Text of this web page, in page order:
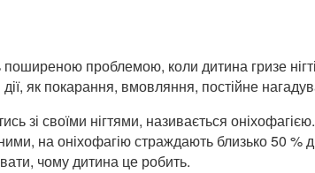
поширеною проблемою, коли дитина гризе
дії, як покарання, вмовляння, постійне
зі своїми нігтями, називається
на оніхофагію страждають близько 50 %
чому дитина це робить.